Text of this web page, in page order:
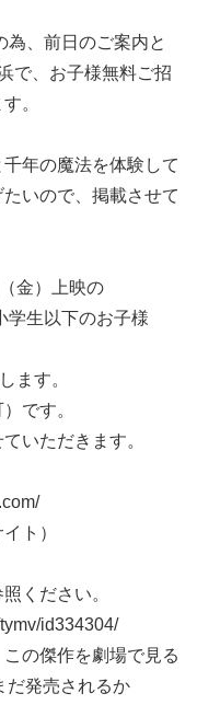
、前日のご案内と
で、お子様無料ご招
。
年の魔法を体験して
いので、掲載させて
金）上映の
学生以下のお子様
ます。
です。
いただきます。
ト）
ください。
id334304/
の傑作を劇場で見る
だ発売されるか